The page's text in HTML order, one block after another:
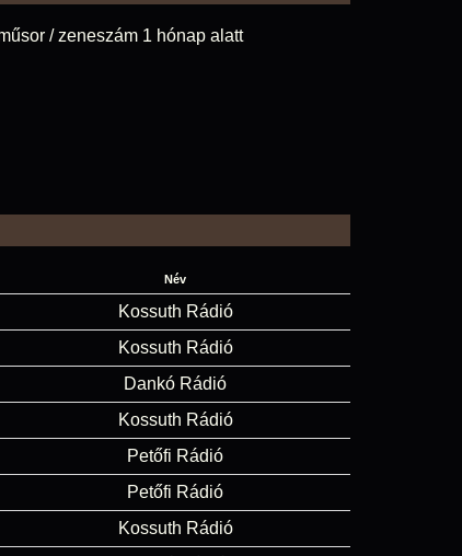
/ zeneszám 1 hónap alatt
Név
Kossuth Rádió
Kossuth Rádió
Dankó Rádió
Kossuth Rádió
Petőfi Rádió
Petőfi Rádió
Kossuth Rádió